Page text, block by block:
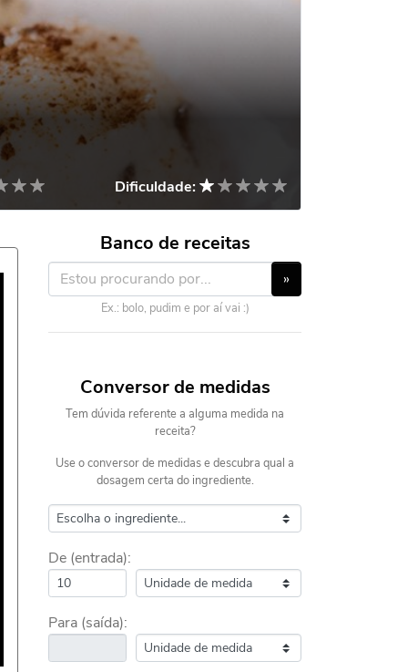
Dificuldade:
Banco de receitas
»
Ex.: bolo, pudim e por aí vai :)
Conversor de medidas
Tem dúvida referente a alguma medida na
receita?
Use o conversor de medidas e descubra qual a
dosagem certa do ingrediente.
De (entrada):
Para (saída):